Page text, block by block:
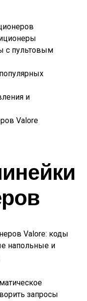
с пультовым
и
Valore
запросы